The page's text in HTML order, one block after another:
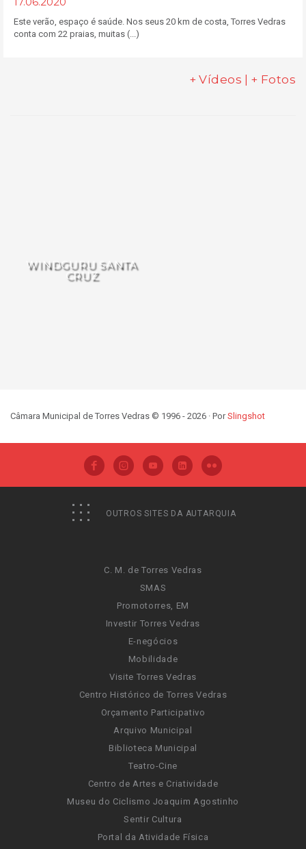
Este verão, espaço é saúde. Nos seus 20 km de costa, Torres Vedras
conta com 22 praias, muitas (...)
+ Vídeos + Fotos
WINDGURU SANTA
CRUZ
Câmara Municipal de Torres Vedras © 1996 - 2026 · PorSlingshot
OUTROS SITES DA AUTARQUIA
C. M. de Torres Vedras
SMAS
Promotorres, EM
Investir Torres Vedras
E-negócios
Mobilidade
Visite Torres Vedras
Centro Histórico de Torres Vedras
Orçamento Participativo
Arquivo Municipal
Biblioteca Municipal
Teatro-Cine
Centro de Artes e Criatividade
Museu do Ciclismo Joaquim Agostinho
Sentir Cultura
Portal da Atividade Física